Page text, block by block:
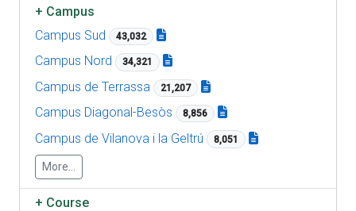
+ Campus
Campus Sud
43,032
Campus Nord 34,321
Campus de Terrassa 21,207
Campus Diagonal-Besòs 8,856
Campus de Vilanova i la Geltrú 8,051
More...
+ Course